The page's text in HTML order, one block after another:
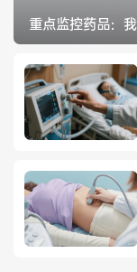
科研介绍
通知公告
医联体介绍
重点监控药品：